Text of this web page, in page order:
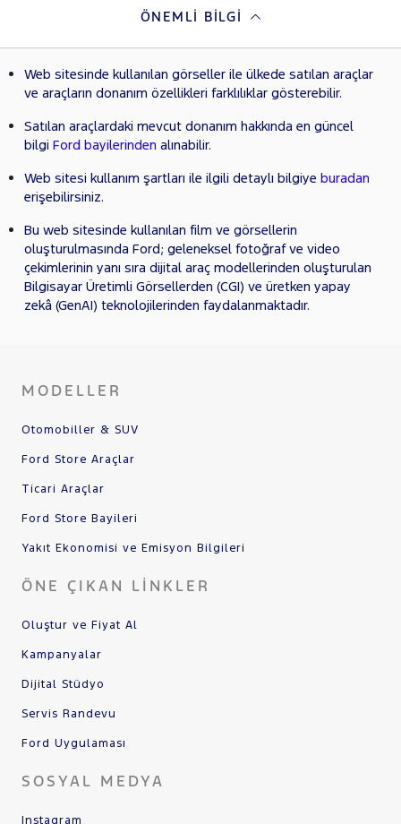
ÖNEMLI BILGI
Web sitesinde kullanılan görseller ile ülkede satılan araçlar
ve araçların donanım özellikleri farklılıklar gösterebilir.
Satılan araçlardaki mevcut donanım hakkında en güncel
bilgi Ford bayilerinden alınabilir.
Web sitesi kullanım şartları ile ilgili detaylı bilgiye buradan
erişebilirsiniz.
Bu web sitesinde kullanılan film ve görsellerin
oluşturulmasında Ford; geleneksel fotoğraf ve video
çekimlerinin yanı sıra dijital araç modellerinden oluşturulan
Bilgisayar Üretimli Görsellerden (CGI) ve üretken yapay
zekâ (GenAI) teknolojilerinden faydalanmaktadır.
MODELLER
Otomobiller & SUV
Ford Store Araçlar
Ticari Araçlar
Ford Store Bayileri
Yakıt Ekonomisi ve Emisyon Bilgileri
ÖNE ÇIKAN LINKLER
Oluştur ve Fiyat Al
Kampanyalar
Dijital Stüdyo
Servis Randevu
Ford Uygulaması
SOSYAL MEDYA
Instagram